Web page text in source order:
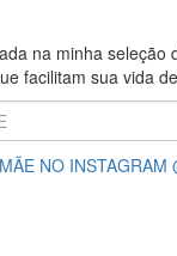
na minha seleção
facilitam sua vida
NO INSTAGRAM